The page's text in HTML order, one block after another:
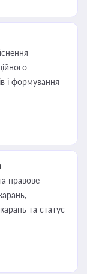
і формування
правове
та статус